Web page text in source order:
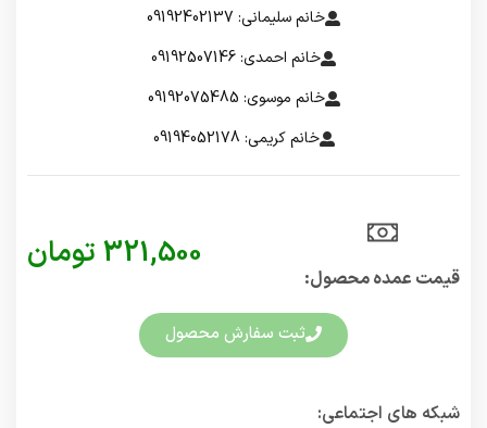
خانم سلیمانی: 09192402137
خانم احمدی: 09192507146
خانم موسوی: 09192075485
خانم کریمی: 09194052178
قیمت عمده محصول:​
321,500 تومان
ثبت سفارش محصول
شبکه های اجتماعی: